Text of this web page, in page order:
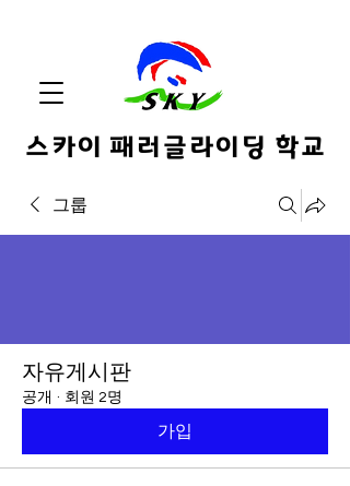
스카이 패러글라이딩 학교
그룹
자유게시판
공개 · 회원 2명
가입